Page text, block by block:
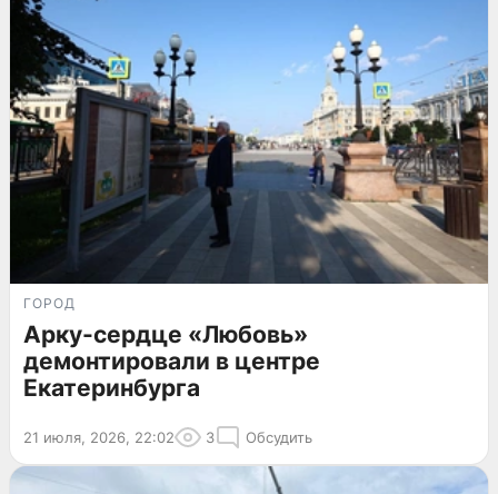
ГОРОД
Арку-сердце «Любовь»
демонтировали в центре
Екатеринбурга
21 июля, 2026, 22:02 3 Обсудить